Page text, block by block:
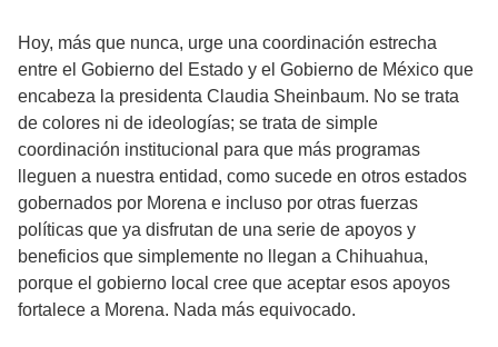
Hoy, más que nunca, urge una coordinación estrecha
entre el Gobierno del Estado y el Gobierno de México que
encabeza la presidenta Claudia Sheinbaum. No se trata
de colores ni de ideologías; se trata de simple
coordinación institucional para que más programas
lleguen a nuestra entidad, como sucede en otros estados
gobernados por Morena e incluso por otras fuerzas
políticas que ya disfrutan de una serie de apoyos y
beneficios que simplemente no llegan a Chihuahua,
porque el gobierno local cree que aceptar esos apoyos
fortalece a Morena. Nada más equivocado.